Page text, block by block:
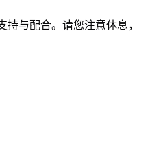
与配合。请您注意休息，